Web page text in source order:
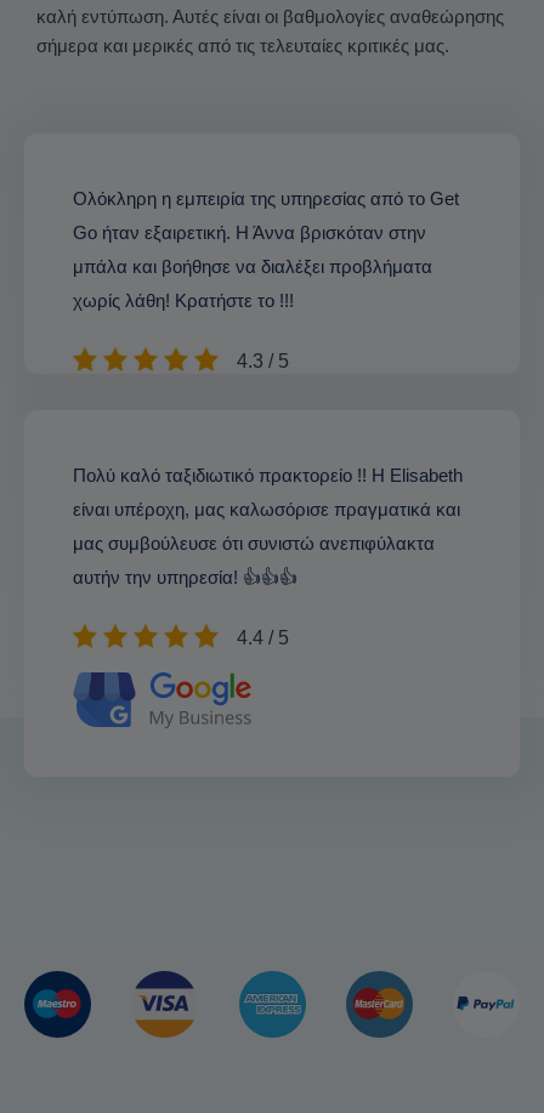
καλή εντύπωση. Αυτές είναι οι βαθμολογίες αναθεώρησης
σήμερα και μερικές από τις τελευταίες κριτικές μας.
Ολόκληρη η εμπειρία της υπηρεσίας από το Get
Go ήταν εξαιρετική. Η Άννα βρισκόταν στην
μπάλα και βοήθησε να διαλέξει προβλήματα
χωρίς λάθη! Κρατήστε το !!!
4.3 / 5
Πολύ καλό ταξιδιωτικό πρακτορείο !! Η Elisabeth
είναι υπέροχη, μας καλωσόρισε πραγματικά και
μας συμβούλευσε ότι συνιστώ ανεπιφύλακτα
αυτήν την υπηρεσία! 👍👍👍
4.4 / 5